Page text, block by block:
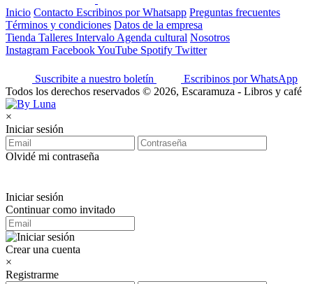
Inicio Contacto Escribinos por Whatsapp Preguntas frecuentes
Términos y condiciones Datos de la empresa
Tienda Talleres Intervalo Agenda cultural Nosotros
Instagram FacebookYouTube Spotify Twitter
Suscribite a nuestro boletín
Escribinos por WhatsApp
Todos los derechos reservados © 2026, Escaramuza - Libros y café
×
Iniciar sesión
Olvidé mi contraseña
Iniciar sesión
Continuar como invitado
Crear una cuenta
×
Registrarme